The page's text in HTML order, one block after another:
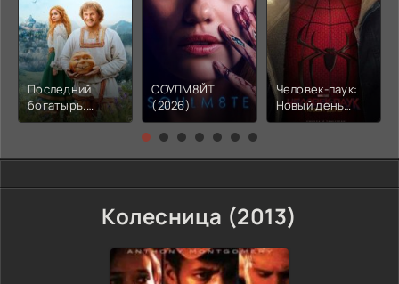
Последний
богатырь.
Колобок (2026)
СОУЛМ8ЙТ
(2026)
Человек-паук:
Новый день
(2026)
Колесница (2013)